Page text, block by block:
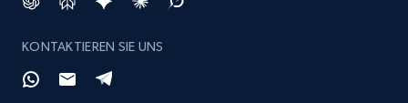
KONTAKTIEREN SIE UNS